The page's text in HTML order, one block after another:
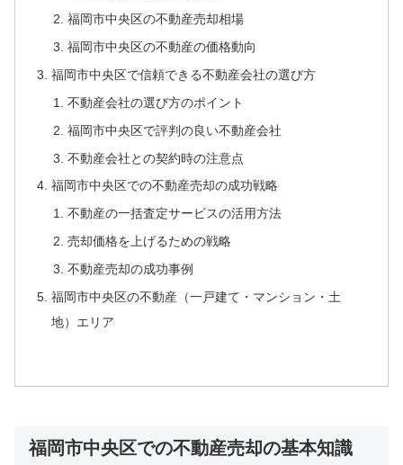
福岡市中央区の不動産売却相場
福岡市中央区の不動産の価格動向
福岡市中央区で信頼できる不動産会社の選び方
不動産会社の選び方のポイント
福岡市中央区で評判の良い不動産会社
不動産会社との契約時の注意点
福岡市中央区での不動産売却の成功戦略
不動産の一括査定サービスの活用方法
売却価格を上げるための戦略
不動産売却の成功事例
福岡市中央区の不動産（一戸建て・マンション・土
地）エリア
福岡市中央区での不動産売却の基本知識